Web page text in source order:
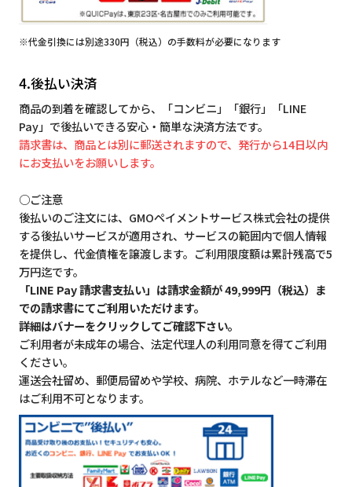
※代金引換には別途330円（税込）の手数料が必要になります
4.後払い決済
商品の到着を確認してから、「コンビニ」「銀行」「LINE
Pay」で後払いできる安心・簡単な決済方法です。
請求書は、商品とは別に郵送されますので、発行から14日以内
にお支払いをお願いします。
○ご注意
後払いのご注文には、GMOペイメントサービス株式会社の提供
する後払いサービスが適用され、サービスの範囲内で個人情報
を提供し、代金債権を譲渡します。ご利用限度額は累計残高で5
万円迄です。
「LINE Pay 請求書支払い」は請求金額が 49,999円（税込）ま
での請求書にてご利用いただけます。
詳細はバナーをクリックしてご確認下さい。
ご利用者が未成年の場合、法定代理人の利用同意を得てご利用
ください。
運送会社留め、郵便局留めや学校、病院、ホテルなど一時滞在
はご利用不可となります。